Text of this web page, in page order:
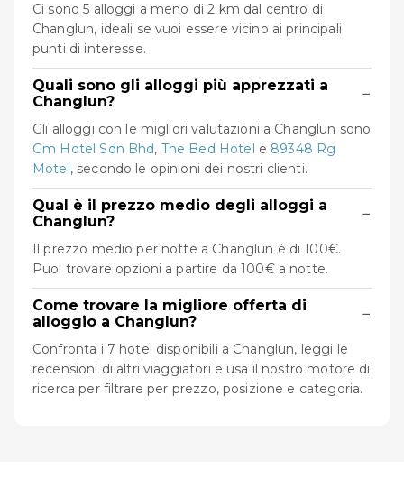
Ci sono 5 alloggi a meno di 2 km dal centro di
Changlun, ideali se vuoi essere vicino ai principali
punti di interesse.
Quali sono gli alloggi più apprezzati a
Changlun?
−
Gli alloggi con le migliori valutazioni a Changlun sono
Gm Hotel Sdn Bhd, The Bed Hotel e 89348 Rg
Motel, secondo le opinioni dei nostri clienti.
Qual è il prezzo medio degli alloggi a
Changlun?
−
Il prezzo medio per notte a Changlun è di 100€.
Puoi trovare opzioni a partire da 100€ a notte.
Come trovare la migliore offerta di
alloggio a Changlun?
−
Confronta i 7 hotel disponibili a Changlun, leggi le
recensioni di altri viaggiatori e usa il nostro motore di
ricerca per filtrare per prezzo, posizione e categoria.